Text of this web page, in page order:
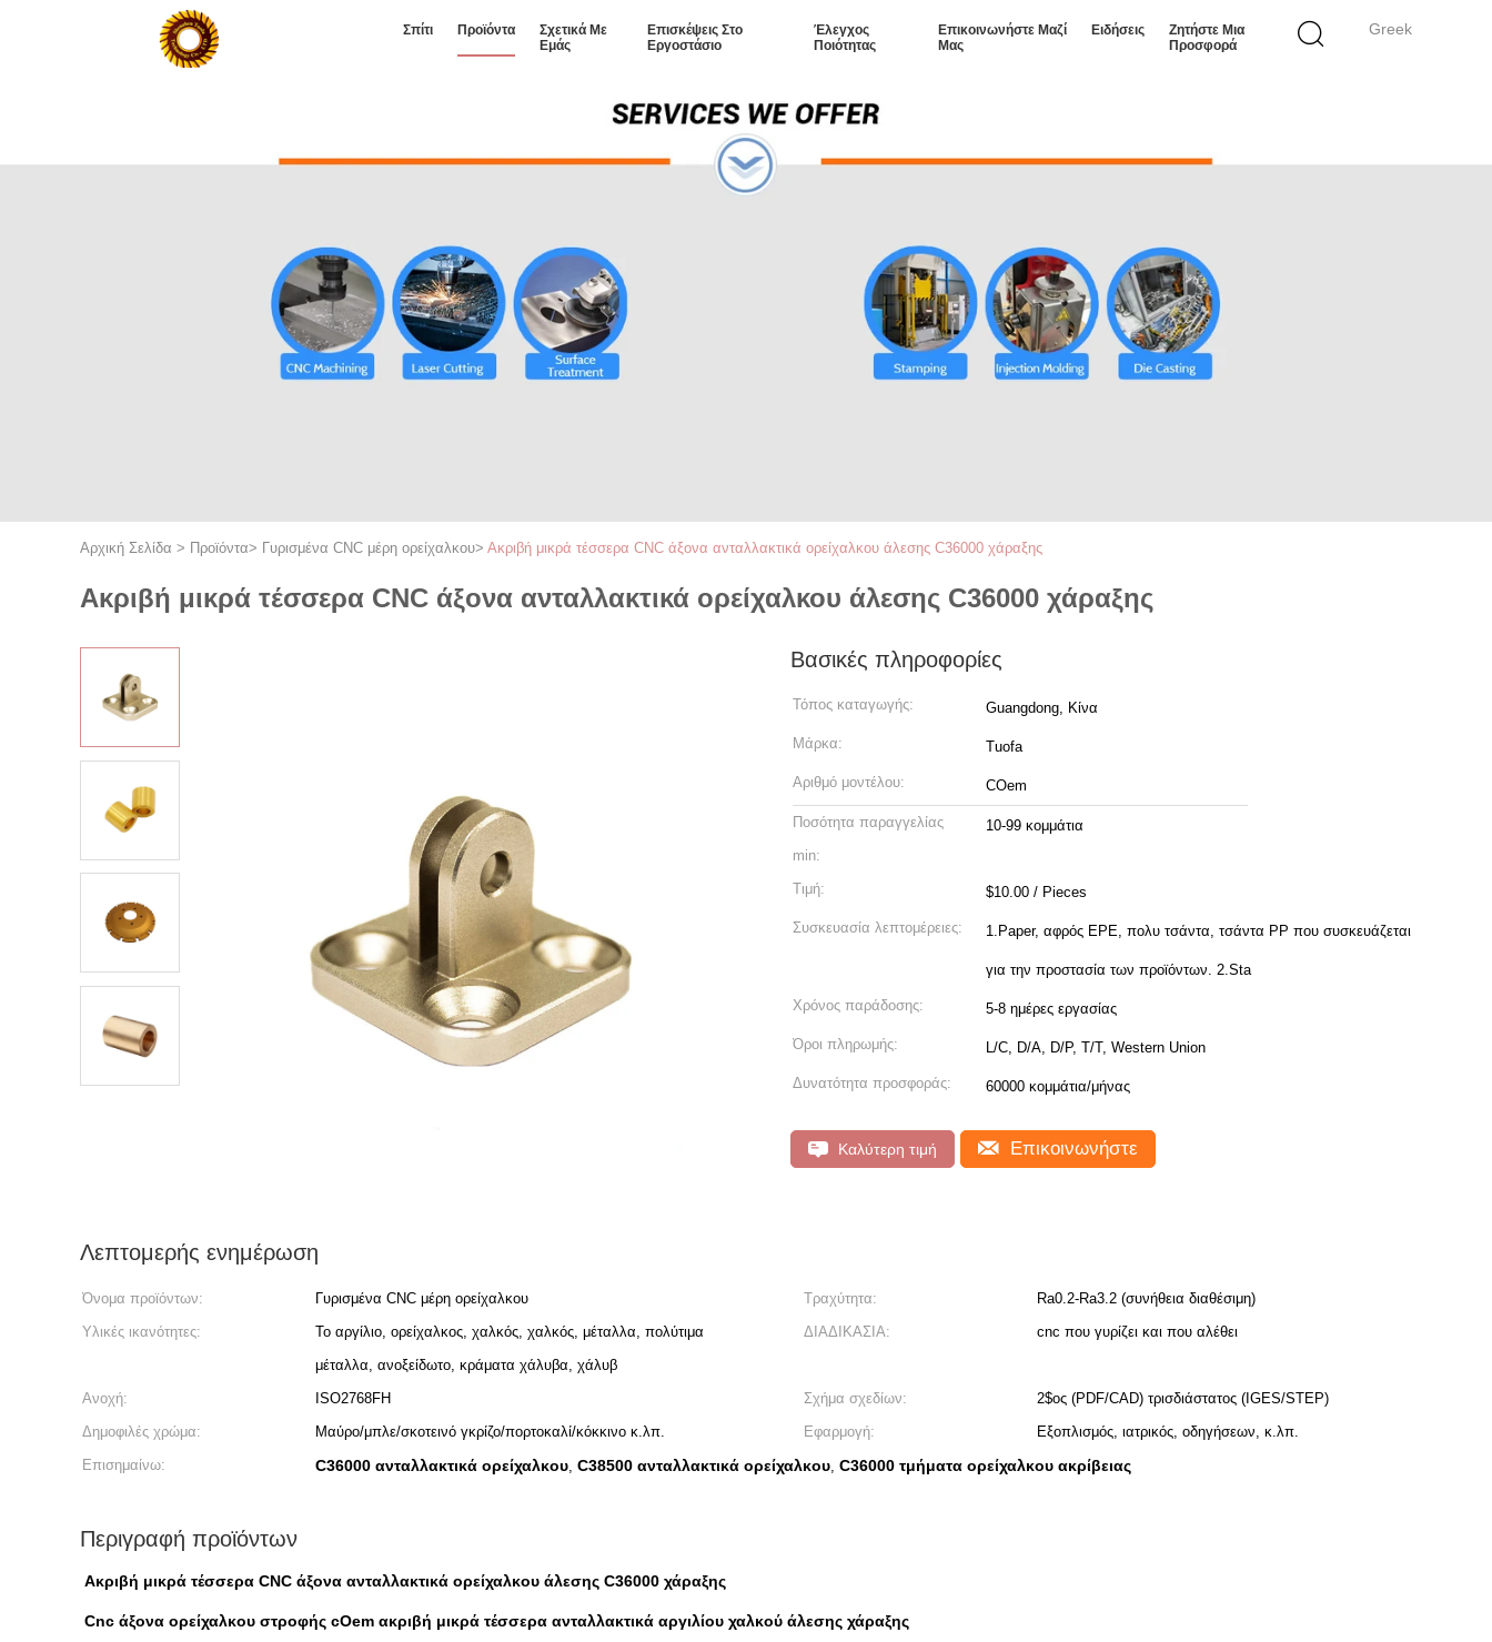
Greek
Σπίτι Προϊόντα
Σχετικά Με
Εμάς
Επισκέψεις Στο
Εργοστάσιο
Έλεγχος
Ποιότητας
Επικοινωνήστε Μαζί
Μας
Ειδήσεις
Ζητήστε Μια
Προσφορά
Αρχική Σελίδα > Προϊόντα> Γυρισμένα CNC μέρη ορείχαλκου> Ακριβή μικρά τέσσερα CNC άξονα ανταλλακτικά ορείχαλκου άλεσης C36000 χάραξης
Ακριβή μικρά τέσσερα CNC άξονα ανταλλακτικά ορείχαλκου άλεσης C36000 χάραξης
Βασικές πληροφορίες
Τόπος καταγωγής: Guangdong, Κίνα
Μάρκα: Tuofa
Αριθμό μοντέλου: COem
Ποσότητα παραγγελίας
min:
10-99 κομμάτια
Τιμή: $10.00 / Pieces
Συσκευασία λεπτομέρειες: 1.Paper, αφρός EPE, πολυ τσάντα, τσάντα PP που συσκευάζεται
για την προστασία των προϊόντων. 2.Sta
Χρόνος παράδοσης: 5-8 ημέρες εργασίας
Όροι πληρωμής: L/C, D/A, D/P, T/T, Western Union
Δυνατότητα προσφοράς: 60000 κομμάτια/μήνας
Καλύτερη τιμή Επικοινωνήστε
Λεπτομερής ενημέρωση
Όνομα προϊόντων: Γυρισμένα CNC μέρη ορείχαλκου Τραχύτητα:
Ra0.2-Ra3.2 (συνήθεια διαθέσιμη)
Υλικές ικανότητες:
Το αργίλιο, ορείχαλκος, χαλκός, χαλκός, μέταλλα, πολύτιμα
μέταλλα, ανοξείδωτο, κράματα χάλυβα, χάλυβ
ΔΙΑΔΙΚΑΣΙΑ: cnc που γυρίζει και που αλέθει
Ανοχή: ISO2768FH Σχήμα σχεδίων:
2$ος (PDF/CAD) τρισδιάστατος (IGES/STEP)
Δημοφιλές χρώμα:
Μαύρο/μπλε/σκοτεινό γκρίζο/πορτοκαλί/κόκκινο κ.λπ. Εφαρμογή:
Εξοπλισμός, ιατρικός, οδηγήσεων, κ.λπ.
Επισημαίνω:
C36000 ανταλλακτικά ορείχαλκου, C38500 ανταλλακτικά ορείχαλκου, C36000 τμήματα ορείχαλκου ακρίβειας
Περιγραφή προϊόντων
Ακριβή μικρά τέσσερα CNC άξονα ανταλλακτικά ορείχαλκου άλεσης C36000 χάραξης
Cnc άξονα ορείχαλκου στροφής cOem ακριβή μικρά τέσσερα ανταλλακτικά αργιλίου χαλκού άλεσης χάραξης